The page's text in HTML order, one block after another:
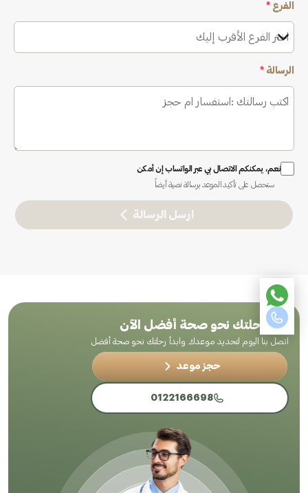
الفرع *
اختر الفرع الأقرب إليك
الرسالة *
نعم، يمكنكم الاتصال بي عبر الواتساب إن أمكن
ستحصل على تأكيد الموعد برسالة نصية أيضاً
ارسل الرسالة
ابدأ رحلتك نحو صحة أفضل الآن
اتصل بنا اليوم لتحديد موعدك وابدأ رحلتك نحو صحة أفضل
حجز موعد
0122166698